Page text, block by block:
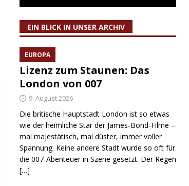
EIN BLICK IN UNSER ARCHIV
EUROPA
Lizenz zum Staunen: Das
London von 007
9. August 2026
Die britische Hauptstadt London ist so etwas
wie der heimliche Star der James‑Bond‑Filme –
mal majestätisch, mal düster, immer voller
Spannung. Keine andere Stadt wurde so oft für
die 007-Abenteuer in Szene gesetzt. Der Regen
[…]